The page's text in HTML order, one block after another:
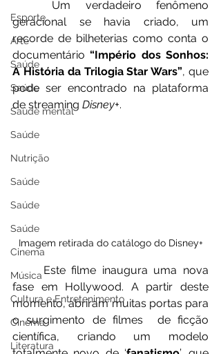
Esporte
Arte
Saúde
Saúde
Saúde mental
Saúde
Nutrição
Saúde
Saúde
Saúde
Cinema
Música
Cultura e Entretenimento
Cinema
Literatura
geracional se havia criado, um
recorde de bilheterias como conta o
documentário “Império dos Sonhos:
A História da Trilogia Star Wars”, que
pode ser encontrado na plataforma
de streaming Disney+.
Imagem retirada do catálogo do Disney+
	Este filme inaugura uma nova
fase em Hollywood. A partir deste
momento, abriram muitas portas para
o surgimento de filmes  de ficção
científica, criando um modelo